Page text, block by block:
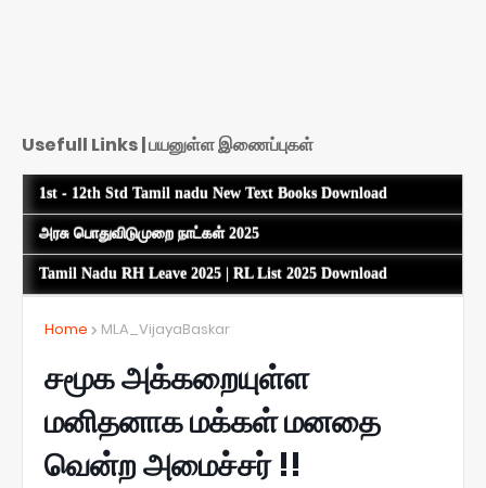
Usefull Links | பயனுள்ள இணைப்புகள்
1st - 12th Std Tamil nadu New Text Books Download
அரசு பொதுவிடுமுறை நாட்கள் 2025
Tamil Nadu RH Leave 2025 | RL List 2025 Download
Home MLA_VijayaBaskar
சமூக அக்கறையுள்ள
மனிதனாக மக்கள் மனதை
வென்ற அமைச்சர் !!